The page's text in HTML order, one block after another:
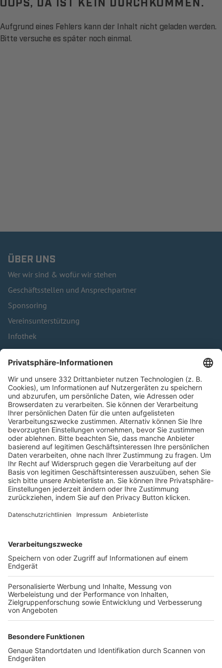
Aufgrund eines Fehlers kann der Inhalt nicht geladen werden.
Bitte versuche es später noch einmal.
ÜBER UNS
Wer wir sind & wofür wir stehen
Geschäftsstellen und Ansprechpartner
Sponsoring
Vereinsunterstützung
Infothek
Kontakt
HÄUFIG BESUCHTE SEITEN
Pässe und Vereinswechsel
Trainerausbildung
Schulungsangebot Vereinsmitarbeiter
BFV-Geschäftsstellen
Trainerbörse
Login SpielPlus
FOLGE DEM BFV
TOP-VEREINE
TOP-PARTNER